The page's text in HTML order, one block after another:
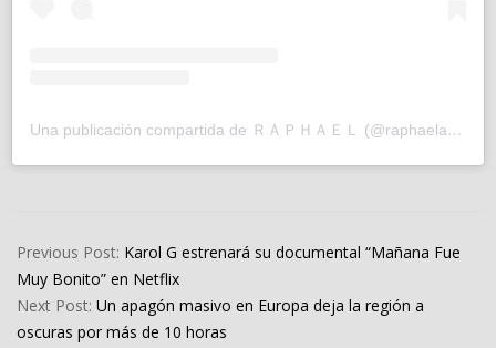
Una publicación compartida de ＲＡＰＨＡＥＬ (@raphaelartista)
04-
24
Previous Post: Karol G estrenará su documental “Mañana Fue
Muy Bonito” en Netflix
Next Post: Un apagón masivo en Europa deja la región a
oscuras por más de 10 horas